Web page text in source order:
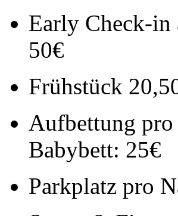
Early Check-in
50€
Frühstück
Aufbettung
Babybett: 25€
Parkplatz pro